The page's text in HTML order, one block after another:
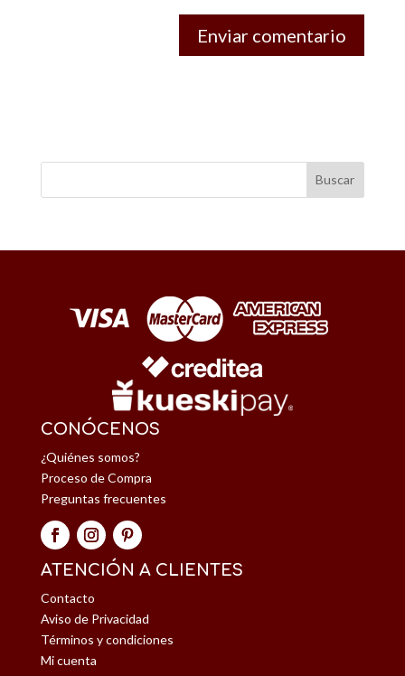
CONÓCENOS
¿Quiénes somos?
Proceso de Compra
Preguntas frecuentes
ATENCIÓN A CLIENTES
Contacto
Aviso de Privacidad
Términos y condiciones
Mi cuenta